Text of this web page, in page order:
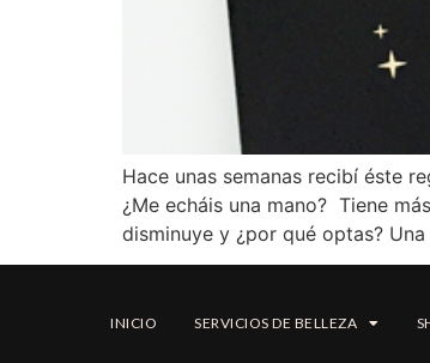
Hace unas semanas recibí éste
¿Me echáis una mano? Tiene
disminuye y ¿por qué optas?
INICIO SERVICIOS DE BELLEZA